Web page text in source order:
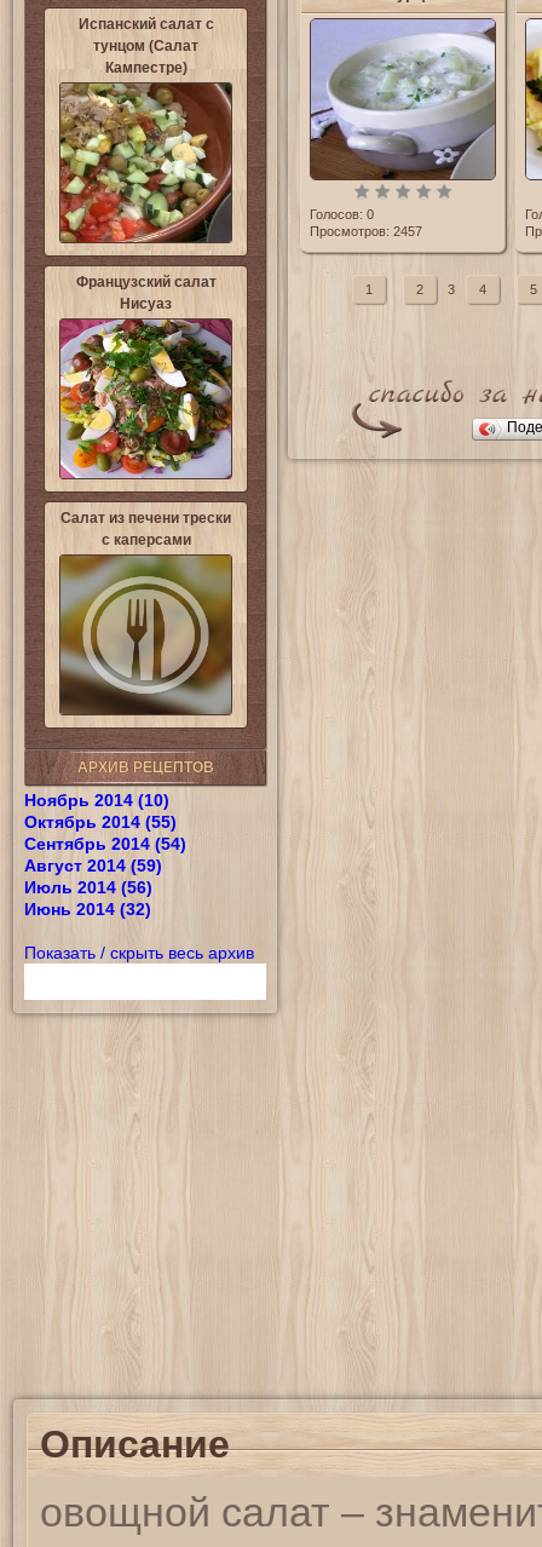
Испанский салат с
тунцом (Салат
Кампестре)
Французский салат
Нисуаз
Салат из печени трески
с каперсами
АРХИВ РЕЦЕПТОВ
Ноябрь 2014 (10)
Октябрь 2014 (55)
Сентябрь 2014 (54)
Август 2014 (59)
Июль 2014 (56)
Июнь 2014 (32)
Показать / скрыть весь архив
Голосов: 0
Просмотров: 2457
1 2 3 4 5
Описание
овощной салат –